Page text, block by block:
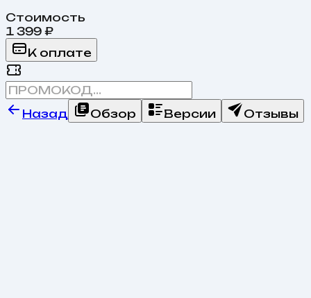
Стоимость
1 399 ₽
К оплате
Назад Обзор Версии Отзывы